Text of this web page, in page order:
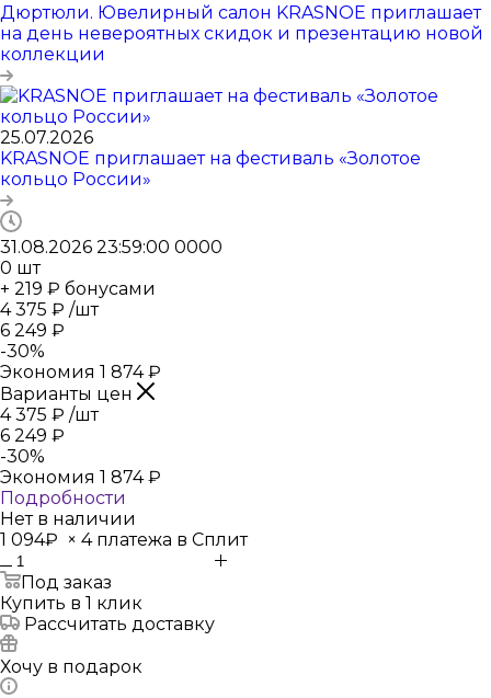
Дюртюли. Ювелирный салон KRASNOE приглашает
на день невероятных скидок и презентацию новой
коллекции
25.07.2026
KRASNOE приглашает на фестиваль «Золотое
кольцо России»
31.08.2026 23:59:00 0000
0 шт
+ 219 ₽ бонусами
4 375 ₽ /шт
6 249 ₽
-30%
Экономия 1 874₽
Варианты цен
4 375 ₽ /шт
6 249 ₽
-30%
Экономия 1 874₽
Подробности
Нет в наличии
1 094₽ × 4 платежа в Сплит
Под заказ
Купить в 1 клик
Рассчитать доставку
Хочу в подарок